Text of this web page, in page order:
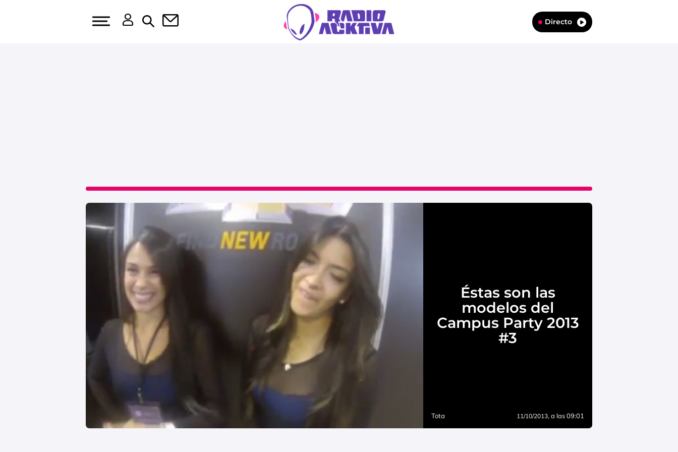
Directo
Éstas son las
modelos del
Campus Party 2013
#3
Tota 11/10/2013, a las 09:01